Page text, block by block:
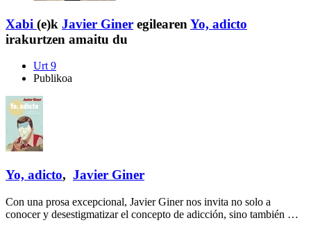
Xabi (e)k Javier Giner egilearen Yo, adicto
irakurtzen amaitu du
Urt 9
Publikoa
Yo, adicto, Javier Giner
Con una prosa excepcional, Javier Giner nos invita no solo a
conocer y desestigmatizar el concepto de adicción, sino también …